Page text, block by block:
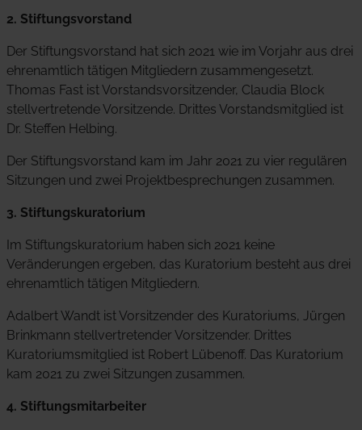
2. Stiftungsvorstand
Der Stiftungsvorstand hat sich 2021 wie im Vorjahr aus drei
ehrenamtlich tätigen Mitgliedern zusammengesetzt.
Thomas Fast ist Vorstandsvorsitzender, Claudia Block
stellvertretende Vorsitzende. Drittes Vorstandsmitglied ist
Dr. Steffen Helbing.
Der Stiftungsvorstand kam im Jahr 2021 zu vier regulären
Sitzungen und zwei Projektbesprechungen zusammen.
3. Stiftungskuratorium
Im Stiftungskuratorium haben sich 2021 keine
Veränderungen ergeben, das Kuratorium besteht aus drei
ehrenamtlich tätigen Mitgliedern.
Adalbert Wandt ist Vorsitzender des Kuratoriums, Jürgen
Brinkmann stellvertretender Vorsitzender. Drittes
Kuratoriumsmitglied ist Robert Lübenoff. Das Kuratorium
kam 2021 zu zwei Sitzungen zusammen.
4. Stiftungsmitarbeiter